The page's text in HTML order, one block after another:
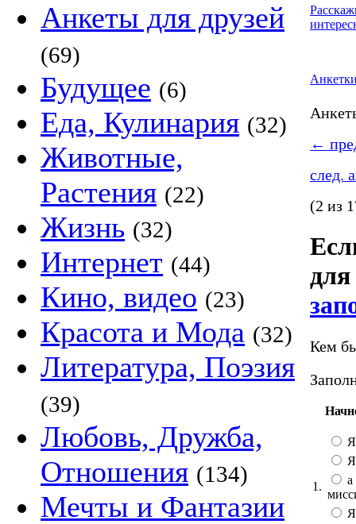
Анкеты для друзей
(69)
Будущее (6)
Еда, Кулинария (32)
Животные,
Растения (22)
Жизнь (32)
Интернет (44)
Кино, видео (23)
Красота и Мода (32)
Литература, Поэзия
(39)
Любовь, Дружба,
Отношения (134)
Мечты и Фантазии
←
след.
(2 из
Кем
1.
а